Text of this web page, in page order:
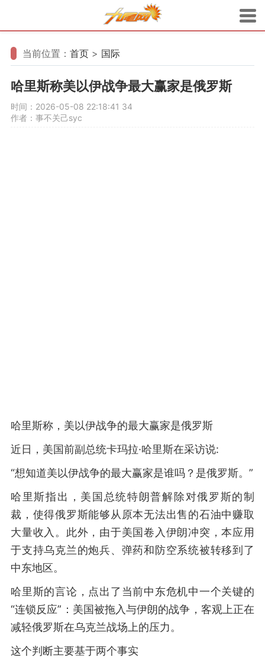
当前位置： 首页 > 国际
哈里斯称美以伊战争最大赢家是俄罗斯
时间：2026-05-08 22:18:41 34
作者：事不关己syc
哈里斯称，美以伊战争的最大赢家是俄罗斯
近日，美国前副总统卡玛拉·哈里斯在采访说:
“想知道美以伊战争的最大赢家是谁吗？是俄罗斯。”
哈里斯指出，美国总统特朗普解除对俄罗斯的制
裁，使得俄罗斯能够从原本无法出售的石油中赚取
大量收入。此外，由于美国卷入伊朗冲突，本应用
于支持乌克兰的炮兵、弹药和防空系统被转移到了
中东地区。
哈里斯的言论，点出了当前中东危机中一个关键的
“连锁反应”：美国被拖入与伊朗的战争，客观上正在
减轻俄罗斯在乌克兰战场上的压力。
这个判断主要基于两个事实